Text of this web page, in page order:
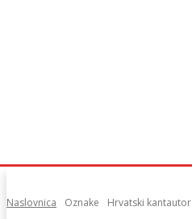
Naslovnica Oznake Hrvatski kantautor